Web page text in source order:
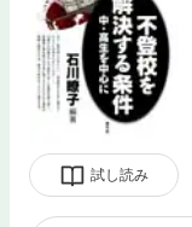
試し読み